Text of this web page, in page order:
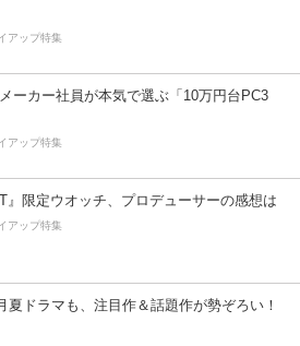
アップ特集
ーカー社員が本気で選ぶ「10万円台PC3
アップ特集
』限定ウオッチ、プロデューサーの感想は
アップ特集
夏ドラマも、注目作＆話題作が勢ぞろい！